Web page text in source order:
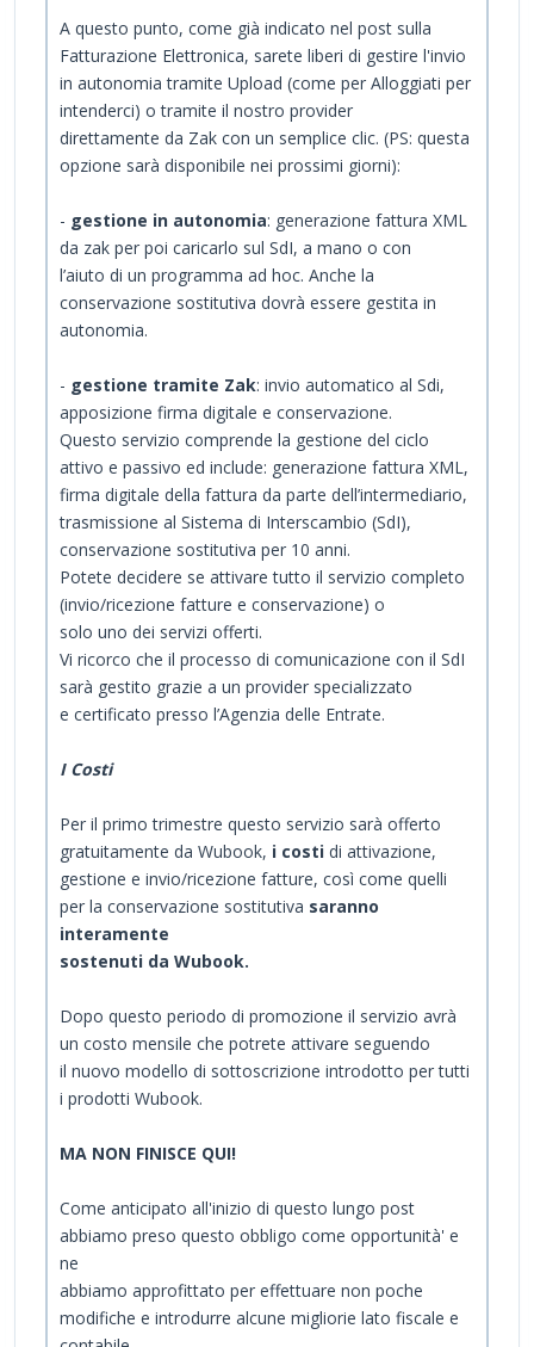
A questo punto, come già indicato nel post sulla
Fatturazione Elettronica, sarete liberi di gestire l'invio
in autonomia tramite Upload (come per Alloggiati per
intenderci) o tramite il nostro provider
direttamente da Zak con un semplice clic. (PS: questa
opzione sarà disponibile nei prossimi giorni):
- gestione in autonomia: generazione fattura XML
da zak per poi caricarlo sul SdI, a mano o con
l’aiuto di un programma ad hoc. Anche la
conservazione sostitutiva dovrà essere gestita in
autonomia.
- gestione tramite Zak: invio automatico al Sdi,
apposizione firma digitale e conservazione.
Questo servizio comprende la gestione del ciclo
attivo e passivo ed include: generazione fattura XML,
firma digitale della fattura da parte dell’intermediario,
trasmissione al Sistema di Interscambio (SdI),
conservazione sostitutiva per 10 anni.
Potete decidere se attivare tutto il servizio completo
(invio/ricezione fatture e conservazione) o
solo uno dei servizi offerti.
Vi ricorco che il processo di comunicazione con il SdI
sarà gestito grazie a un provider specializzato
e certificato presso l’Agenzia delle Entrate.
I Costi
Per il primo trimestre questo servizio sarà offerto
gratuitamente da Wubook, i costi di attivazione,
gestione e invio/ricezione fatture, così come quelli
per la conservazione sostitutiva saranno
interamente
sostenuti da Wubook.
Dopo questo periodo di promozione il servizio avrà
un costo mensile che potrete attivare seguendo
il nuovo modello di sottoscrizione introdotto per tutti
i prodotti Wubook.
MA NON FINISCE QUI!
Come anticipato all'inizio di questo lungo post
abbiamo preso questo obbligo come opportunità' e
ne
abbiamo approfittato per effettuare non poche
modifiche e introdurre alcune migliorie lato fiscale e